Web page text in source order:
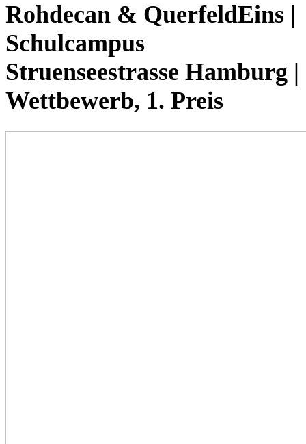
Rohdecan & QuerfeldEins |
Schulcampus
Struenseestrasse Hamburg |
Wettbewerb, 1. Preis